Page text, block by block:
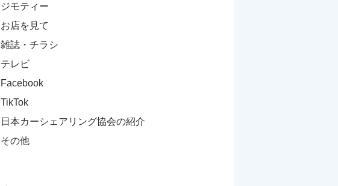
ジモティー
お店を見て
雑誌・チラシ
テレビ
Facebook
TikTok
日本カーシェアリング協会の紹介
その他